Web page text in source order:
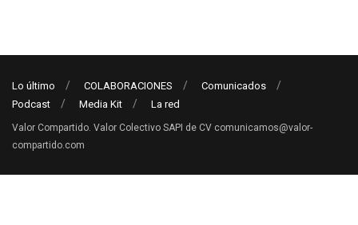
Lo último COLABORACIONES
Comunicados
Podcast
Media Kit La red
Valor Compartido. Valor Colectivo SAPI de CV comunicamos@valor-
compartido.com